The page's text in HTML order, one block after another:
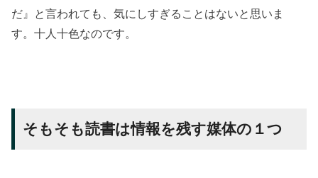
だ』と言われても、気にしすぎることはないと思いま
す。十人十色なのです。
そもそも読書は情報を残す媒体の１つ